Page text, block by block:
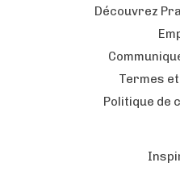
Découvrez
Termes
Politique de